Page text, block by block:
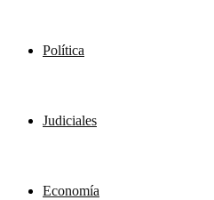
Política
Judiciales
Economía